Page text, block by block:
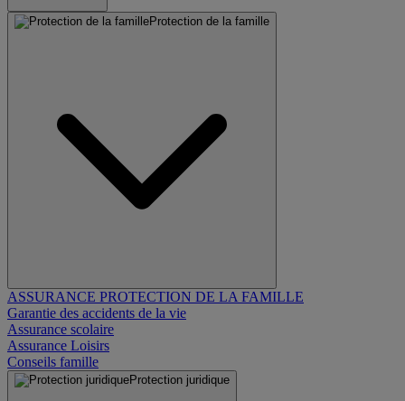
Protection de la famille
ASSURANCE PROTECTION DE LA FAMILLE
Garantie des accidents de la vie
Assurance scolaire
Assurance Loisirs
Conseils famille
Protection juridique